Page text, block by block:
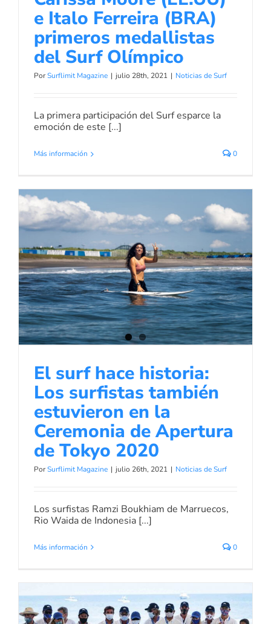
e Italo Ferreira (BRA)
primeros medallistas
del Surf Olímpico
PorSurflimit Magazine | julio 28th, 2021 | Noticias de Surf
La primera participación del Surf esparce la
emoción de este [...]
Más información 0
El surf hace historia: Los surfistas
también estuvieron en la Ceremonia
de Apertura de Tokyo 2020
Noticias de Surf
El surf hace historia:
Los surfistas también
estuvieron en la
Ceremonia de Apertura
de Tokyo 2020
PorSurflimit Magazine | julio 26th, 2021 | Noticias de Surf
Los surfistas Ramzi Boukhiam de Marruecos,
Rio Waida de Indonesia [...]
Más información 0